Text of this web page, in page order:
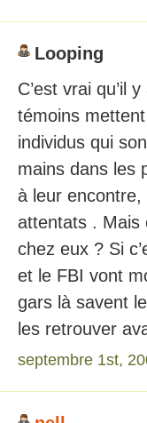
Looping
C’est vrai qu’il
témoins
individus qui
mains dans les
à leur encontre,
attentats . Mais
chez eux ? Si
et le FBI vont
gars là savent
les retrouver
septembre 1st,